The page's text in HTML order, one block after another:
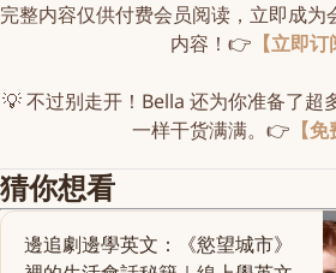
完整内容仅供付费会员阅读，立即成为
内容！👉 【立即订
💡 不过别走开！Bella 还为你准备了超
一样干货满满。👉 【
猜你想看
邊追劇邊學英文：《慾望城市》